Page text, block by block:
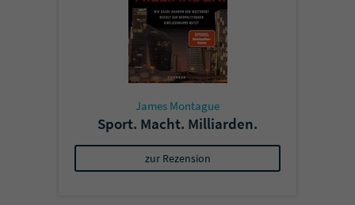
James Montague
Sport. Macht. Milliarden.
zur Rezension